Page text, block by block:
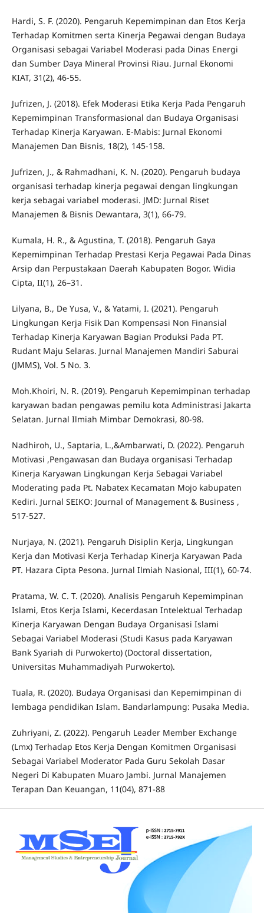
Hardi, S. F. (2020). Pengaruh Kepemimpinan dan Etos Kerja
Terhadap Komitmen serta Kinerja Pegawai dengan Budaya
Organisasi sebagai Variabel Moderasi pada Dinas Energi
dan Sumber Daya Mineral Provinsi Riau. Jurnal Ekonomi
KIAT, 31(2), 46-55.
Jufrizen, J. (2018). Efek Moderasi Etika Kerja Pada Pengaruh
Kepemimpinan Transformasional dan Budaya Organisasi
Terhadap Kinerja Karyawan. E-Mabis: Jurnal Ekonomi
Manajemen Dan Bisnis, 18(2), 145-158.
Jufrizen, J., & Rahmadhani, K. N. (2020). Pengaruh budaya
organisasi terhadap kinerja pegawai dengan lingkungan
kerja sebagai variabel moderasi. JMD: Jurnal Riset
Manajemen & Bisnis Dewantara, 3(1), 66-79.
Kumala, H. R., & Agustina, T. (2018). Pengaruh Gaya
Kepemimpinan Terhadap Prestasi Kerja Pegawai Pada Dinas
Arsip dan Perpustakaan Daerah Kabupaten Bogor. Widia
Cipta, II(1), 26–31.
Lilyana, B., De Yusa, V., & Yatami, I. (2021). Pengaruh
Lingkungan Kerja Fisik Dan Kompensasi Non Finansial
Terhadap Kinerja Karyawan Bagian Produksi Pada PT.
Rudant Maju Selaras. Jurnal Manajemen Mandiri Saburai
(JMMS), Vol. 5 No. 3.
Moh.Khoiri, N. R. (2019). Pengaruh Kepemimpinan terhadap
karyawan badan pengawas pemilu kota Administrasi Jakarta
Selatan. Jurnal Ilmiah Mimbar Demokrasi, 80-98.
Nadhiroh, U., Saptaria, L.,&Ambarwati, D. (2022). Pengaruh
Motivasi ,Pengawasan dan Budaya organisasi Terhadap
Kinerja Karyawan Lingkungan Kerja Sebagai Variabel
Moderating pada Pt. Nabatex Kecamatan Mojo kabupaten
Kediri. Jurnal SEIKO: Journal of Management & Business ,
517-527.
Nurjaya, N. (2021). Pengaruh Disiplin Kerja, Lingkungan
Kerja dan Motivasi Kerja Terhadap Kinerja Karyawan Pada
PT. Hazara Cipta Pesona. Jurnal Ilmiah Nasional, III(1), 60-74.
Pratama, W. C. T. (2020). Analisis Pengaruh Kepemimpinan
Islami, Etos Kerja Islami, Kecerdasan Intelektual Terhadap
Kinerja Karyawan Dengan Budaya Organisasi Islami
Sebagai Variabel Moderasi (Studi Kasus pada Karyawan
Bank Syariah di Purwokerto) (Doctoral dissertation,
Universitas Muhammadiyah Purwokerto).
Tuala, R. (2020). Budaya Organisasi dan Kepemimpinan di
lembaga pendidikan Islam. Bandarlampung: Pusaka Media.
Zuhriyani, Z. (2022). Pengaruh Leader Member Exchange
(Lmx) Terhadap Etos Kerja Dengan Komitmen Organisasi
Sebagai Variabel Moderator Pada Guru Sekolah Dasar
Negeri Di Kabupaten Muaro Jambi. Jurnal Manajemen
Terapan Dan Keuangan, 11(04), 871-88